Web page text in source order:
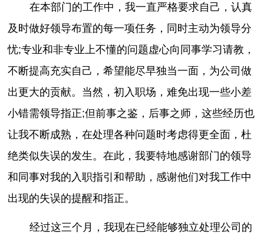
在本部门的工作中，我一直严格要求自己，认真
及时做好领导布置的每一项任务，同时主动为领导分
忧;专业和非专业上不懂的问题虚心向同事学习请教，
不断提高充实自己，希望能尽早独当一面，为公司做
出更大的贡献。当然，初入职场，难免出现一些小差
小错需领导指正;但前事之鉴，后事之师，这些经历也
让我不断成熟，在处理各种问题时考虑得更全面，杜
绝类似失误的发生。在此，我要特地感谢部门的领导
和同事对我的入职指引和帮助，感谢他们对我工作中
出现的失误的提醒和指正。
经过这三个月，我现在已经能够独立处理公司的